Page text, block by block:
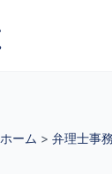
ホーム > 弁理士事